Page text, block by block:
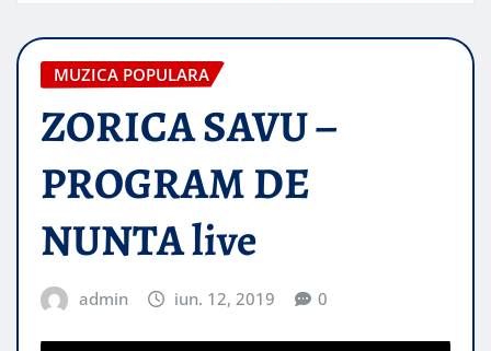
MUZICA POPULARA
ZORICA SAVU –
PROGRAM DE
NUNTA live
admin iun. 12, 2019 0